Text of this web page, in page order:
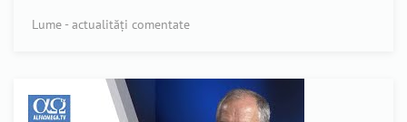
Lume - actualități comentate